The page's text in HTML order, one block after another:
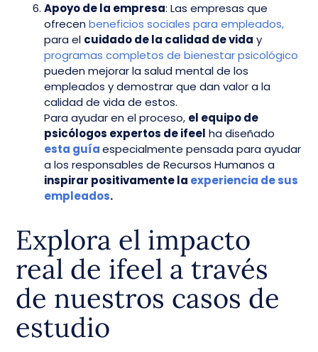
Apoyo de la empresa: Las empresas que
ofrecen beneficios sociales para empleados,
para el cuidado de la calidad de vida y
programas completos de bienestar psicológico
pueden mejorar la salud mental de los
empleados y demostrar que dan valor a la
calidad de vida de estos.
Para ayudar en el proceso, el equipo de
psicólogos expertos de ifeel ha diseñado
esta guíaespecialmente pensada para ayudar
a los responsables de Recursos Humanos a
inspirar positivamente la experiencia de sus
empleados.
Explora el impacto
real de ifeel a través
de nuestros casos de
estudio